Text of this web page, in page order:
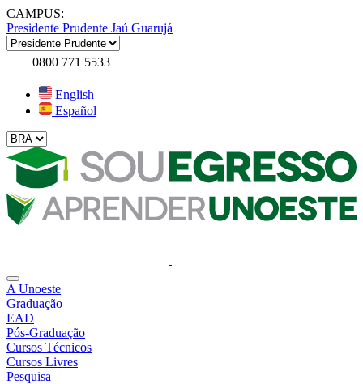
CAMPUS:
Presidente Prudente Jaú Guarujá
0800 771 5533
English
Español
A Unoeste
Graduação
EAD
Pós-Graduação
Cursos Técnicos
Cursos Livres
Pesquisa